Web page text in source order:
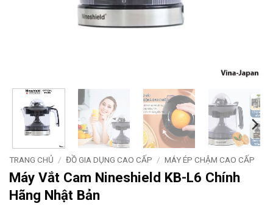
TRANG CHỦ / ĐỒ GIA DỤNG CAO CẤP / MÁY ÉP CHẬM CAO CẤP
Máy Vắt Cam Nineshield KB-L6 Chính
Hãng Nhật Bản